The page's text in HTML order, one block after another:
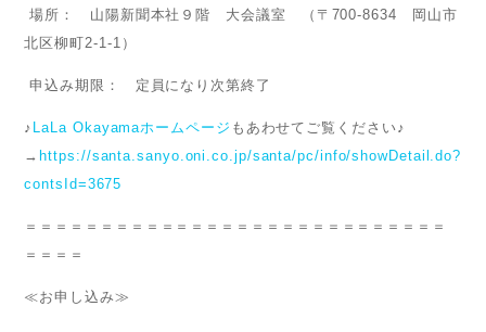
場所： 山陽新聞本社９階 大会議室 （〒700-8634 岡山市
北区柳町2-1-1）
申込み期限： 定員になり次第終了
♪ LaLa Okayamaホームページ もあわせてご覧ください♪
→ https://santa.sanyo.oni.co.jp/santa/pc/info/showDetail.do?
contsId=3675
＝＝＝＝＝＝＝＝＝＝＝＝＝＝＝＝＝＝＝＝＝＝＝＝＝＝＝＝
＝＝＝＝
≪お申し込み≫